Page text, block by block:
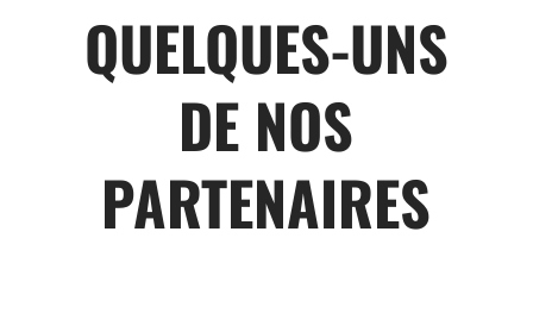
QUELQUES-UNS
DE NOS
PARTENAIRES